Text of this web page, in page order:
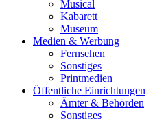
Musical
Kabarett
Museum
Medien & Werbung
Fernsehen
Sonstiges
Printmedien
Öffentliche Einrichtungen
Ämter & Behörden
Sonstiges